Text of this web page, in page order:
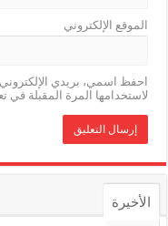
الموقع الإلكتروني
احفظ اسمي، بريدي
لاستخدامها المرة المقبلة في
الأخيرة